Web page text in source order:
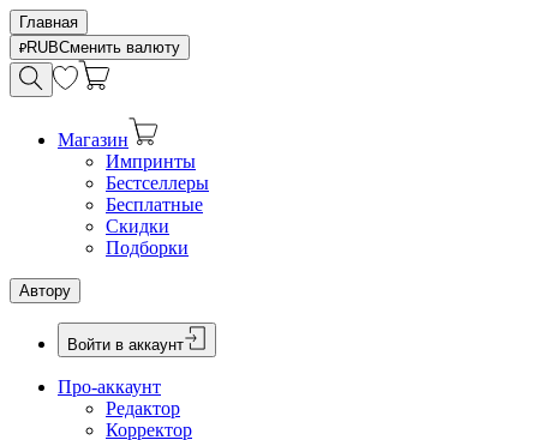
Главная
RUBСменить валюту
Магазин
Импринты
Бестселлеры
Бесплатные
Скидки
Подборки
Автору
Войти в аккаунт
Про-аккаунт
Редактор
Корректор